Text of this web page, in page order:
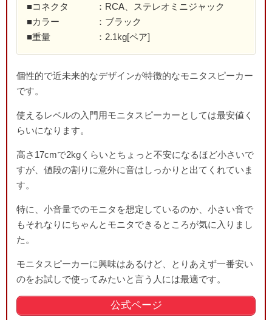
■コネクタ ：RCA、ステレオミニジャック
■カラー ：ブラック
■重量 ：2.1kg[ペア]
個性的で近未来的なデザインが特徴的なモニタスピーカー
です。
使えるレベルの入門用モニタスピーカーとしては最安値く
らいになります。
高さ17cmで2kgくらいとちょっと不安になるほど小さいで
すが、値段の割りに意外に音はしっかりと出てくれていま
す。
特に、小音量でのモニタを想定しているのか、小さい音で
もそれなりにちゃんとモニタできるところが気に入りまし
た。
モニタスピーカーに興味はあるけど、とりあえず一番安い
のをお試しで使ってみたいと言う人には最適です。
公式ページ